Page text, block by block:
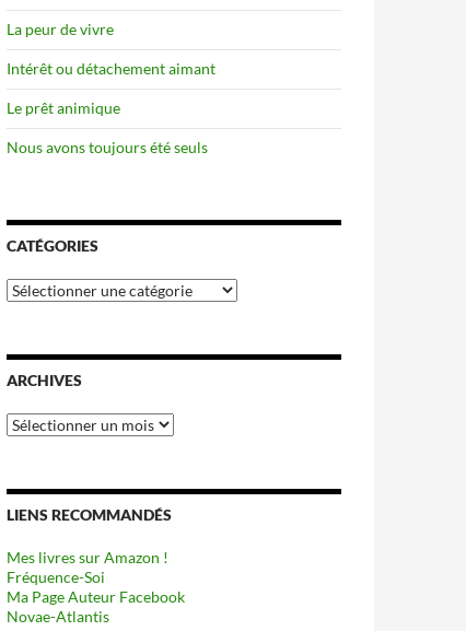
La peur de vivre
Intérêt ou détachement aimant
Le prêt animique
Nous avons toujours été seuls
CATÉGORIES
Catégories
ARCHIVES
Archives
LIENS RECOMMANDÉS
Mes livres sur Amazon !
Fréquence-Soi
Ma Page Auteur Facebook
Novae-Atlantis